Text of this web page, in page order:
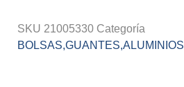
SKU 21005330 Categoría
BOLSAS,GUANTES,ALUMINIOS